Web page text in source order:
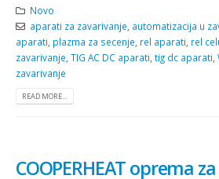
Novo
aparati za zavarivanje automatizacija u
aparati plazma za secenje rel aparati rel
zavarivanje TIG AC DC aparati tig dc aparati
zavarivanje
READ MORE...
COOPERHEAT oprema